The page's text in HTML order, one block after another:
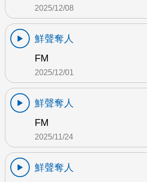
2025/12/08
鮮聲奪人
FM
2025/12/01
鮮聲奪人
FM
2025/11/24
鮮聲奪人